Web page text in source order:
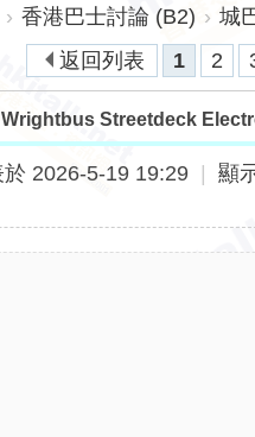
› 香港巴士討論 (B2) › 城
1
2
返回列表
Wrightbus Streetdeck
於 2026-5-19 19:29 顯